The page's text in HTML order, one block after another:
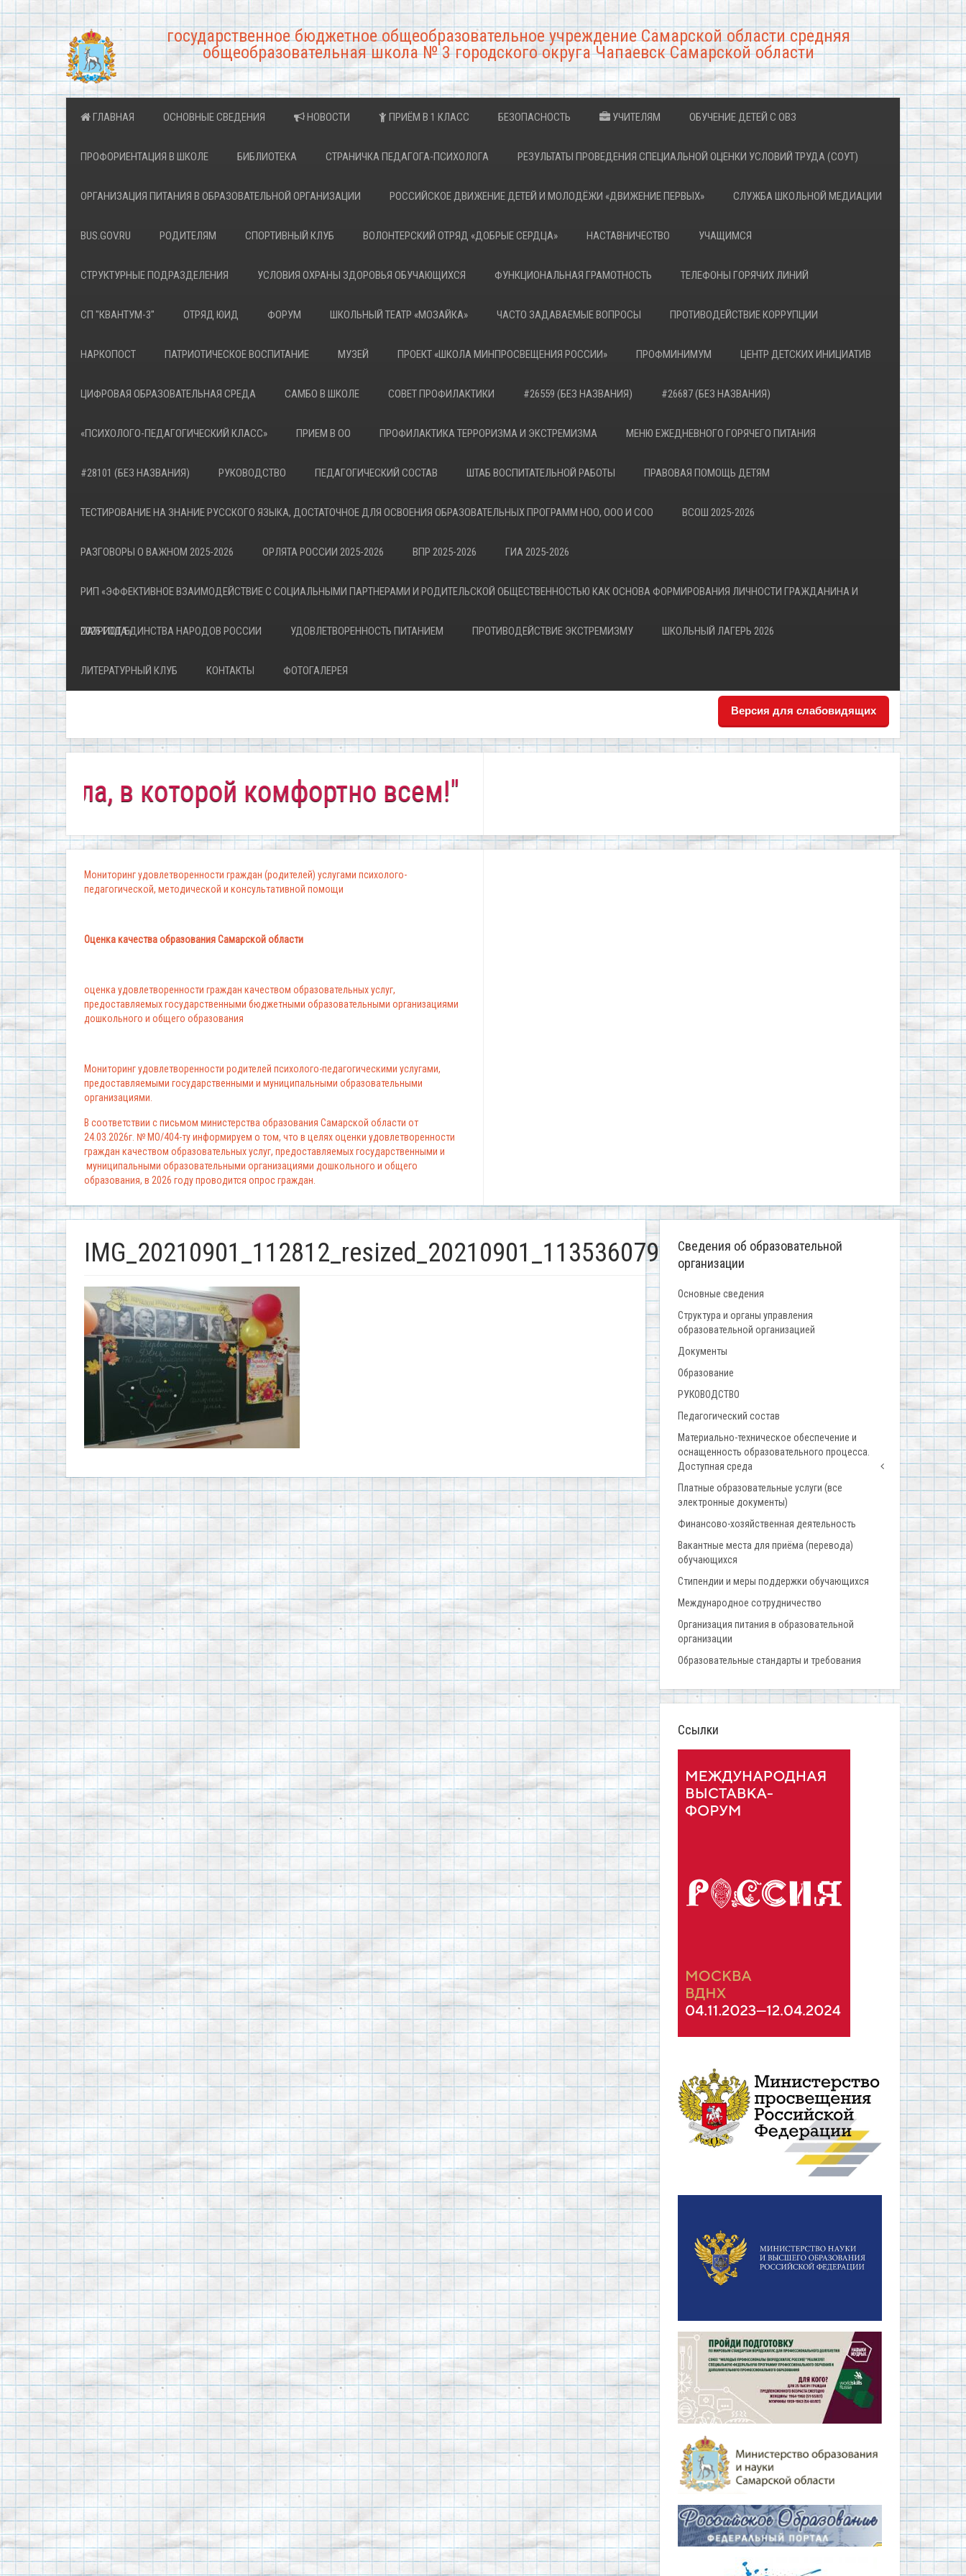
государственное бюджетное общеобразовательное учреждение Самарской области средняя
общеобразовательная школа № 3 городского округа Чапаевск Самарской области
ГЛАВНАЯ ОСНОВНЫЕ СВЕДЕНИЯ НОВОСТИ ПРИЁМ В 1 КЛАСС БЕЗОПАСНОСТЬ УЧИТЕЛЯМ ОБУЧЕНИЕ ДЕТЕЙ С ОВЗ
ПРОФОРИЕНТАЦИЯ В ШКОЛЕ БИБЛИОТЕКА СТРАНИЧКА ПЕДАГОГА-ПСИХОЛОГА РЕЗУЛЬТАТЫ ПРОВЕДЕНИЯ СПЕЦИАЛЬНОЙ ОЦЕНКИ УСЛОВИЙ ТРУДА (СОУТ)
ОРГАНИЗАЦИЯ ПИТАНИЯ В ОБРАЗОВАТЕЛЬНОЙ ОРГАНИЗАЦИИ РОССИЙСКОЕ ДВИЖЕНИЕ ДЕТЕЙ И МОЛОДЁЖИ «ДВИЖЕНИЕ ПЕРВЫХ» СЛУЖБА ШКОЛЬНОЙ МЕДИАЦИИ
BUS.GOV.RU РОДИТЕЛЯМ СПОРТИВНЫЙ КЛУБ ВОЛОНТЕРСКИЙ ОТРЯД «ДОБРЫЕ СЕРДЦА» НАСТАВНИЧЕСТВО УЧАЩИМСЯ
СТРУКТУРНЫЕ ПОДРАЗДЕЛЕНИЯ УСЛОВИЯ ОХРАНЫ ЗДОРОВЬЯ ОБУЧАЮЩИХСЯ ФУНКЦИОНАЛЬНАЯ ГРАМОТНОСТЬ ТЕЛЕФОНЫ ГОРЯЧИХ ЛИНИЙ
СП "КВАНТУМ-3" ОТРЯД ЮИД ФОРУМ ШКОЛЬНЫЙ ТЕАТР «МОЗАЙКА» ЧАСТО ЗАДАВАЕМЫЕ ВОПРОСЫ ПРОТИВОДЕЙСТВИЕ КОРРУПЦИИ
НАРКОПОСТ ПАТРИОТИЧЕСКОЕ ВОСПИТАНИЕ МУЗЕЙ ПРОЕКТ «ШКОЛА МИНПРОСВЕЩЕНИЯ РОССИИ» ПРОФМИНИМУМ ЦЕНТР ДЕТСКИХ ИНИЦИАТИВ
ЦИФРОВАЯ ОБРАЗОВАТЕЛЬНАЯ СРЕДА САМБО В ШКОЛЕ СОВЕТ ПРОФИЛАКТИКИ #26559 (БЕЗ НАЗВАНИЯ) #26687 (БЕЗ НАЗВАНИЯ)
«ПСИХОЛОГО-ПЕДАГОГИЧЕСКИЙ КЛАСС» ПРИЕМ В ОО ПРОФИЛАКТИКА ТЕРРОРИЗМА И ЭКСТРЕМИЗМА МЕНЮ ЕЖЕДНЕВНОГО ГОРЯЧЕГО ПИТАНИЯ
#28101 (БЕЗ НАЗВАНИЯ) РУКОВОДСТВО ПЕДАГОГИЧЕСКИЙ СОСТАВ ШТАБ ВОСПИТАТЕЛЬНОЙ РАБОТЫ ПРАВОВАЯ ПОМОЩЬ ДЕТЯМ
ТЕСТИРОВАНИЕ НА ЗНАНИЕ РУССКОГО ЯЗЫКА, ДОСТАТОЧНОЕ ДЛЯ ОСВОЕНИЯ ОБРАЗОВАТЕЛЬНЫХ ПРОГРАММ НОО, ООО И СОО ВСОШ 2025-2026
РАЗГОВОРЫ О ВАЖНОМ 2025-2026 ОРЛЯТА РОССИИ 2025-2026 ВПР 2025-2026 ГИА 2025-2026
РИП «ЭФФЕКТИВНОЕ ВЗАИМОДЕЙСТВИЕ С СОЦИАЛЬНЫМИ ПАРТНЕРАМИ И РОДИТЕЛЬСКОЙ ОБЩЕСТВЕННОСТЬЮ КАК ОСНОВА ФОРМИРОВАНИЯ ЛИЧНОСТИ ГРАЖДАНИНА И
ПАТРИОТА»
2026 ГОД ЕДИНСТВА НАРОДОВ РОССИИ УДОВЛЕТВОРЕННОСТЬ ПИТАНИЕМ ПРОТИВОДЕЙСТВИЕ ЭКСТРЕМИЗМУ ШКОЛЬНЫЙ ЛАГЕРЬ 2026
ЛИТЕРАТУРНЫЙ КЛУБ КОНТАКТЫ ФОТОГАЛЕРЕЯ
Версия для слабовидящих
в которой комфортно всем!"
Мониторинг удовлетворенности граждан (родителей) услугами психолого-
педагогической, методической и консультативной помощи
Оценка качества образования Самарской области
оценка удовлетворенности граждан качеством образовательных услуг,
предоставляемых государственными бюджетными образовательными организациями
дошкольного и общего образования
Мониторинг удовлетворенности родителей психолого-педагогическими услугами,
предоставляемыми государственными и муниципальными образовательными
организациями.
В соответствии с письмом министерства образования Самарской области от
24.03.2026г. № МО/404-ту информируем о том, что в целях оценки удовлетворенности
граждан качеством образовательных услуг, предоставляемых государственными и
муниципальными образовательными организациями дошкольного и общего
образования, в 2026 году проводится опрос граждан.
IMG_20210901_112812_resized_20210901_113536079
Сведения об образовательной
организации
Основные сведения
Структура и органы управления
образовательной организацией
Документы
Образование
РУКОВОДСТВО
Педагогический состав
Материально-техническое обеспечение и
оснащенность образовательного процесса.
Доступная среда
Платные образовательные услуги (все
электронные документы)
Финансово-хозяйственная деятельность
Вакантные места для приёма (перевода)
обучающихся
Стипендии и меры поддержки обучающихся
Международное сотрудничество
Организация питания в образовательной
организации
Образовательные стандарты и требования
Ссылки